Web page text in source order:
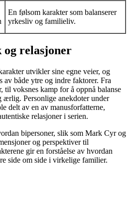
En følsom karakter som balanserer
yrkesliv og familieliv.
relasjoner
utvikler sine egne veier, og
av både ytre og indre faktorer. Fra
til voksnes kamp for å oppnå balanse
ærlig. Personlige anekdoter under
delt av en av manusforfatterne,
relasjoner i serien.
bipersoner, slik som Mark Cyr og
og perspektiver til
gir en forståelse av hvordan
side om side i virkelige familier.